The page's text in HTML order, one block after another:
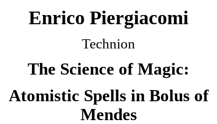
Enrico Piergiacomi
Technion
The Science of Magic:
Atomistic Spells in Bolus of
Mendes